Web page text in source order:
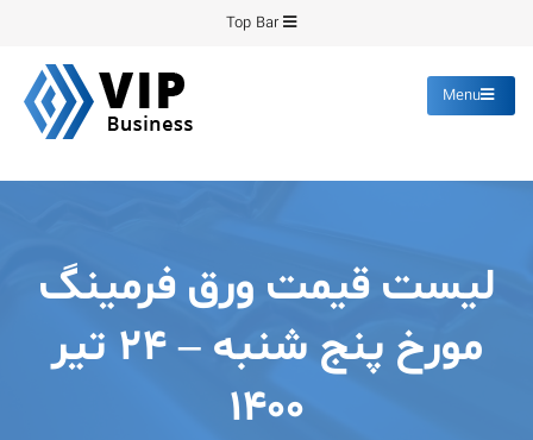
content
Top Bar
Menu
لیست قیمت ورق فرمینگ
مورخ پنج شنبه – ۲۴ تیر
۱۴۰۰